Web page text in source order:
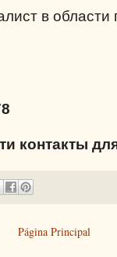
в
контакты
Página Principal